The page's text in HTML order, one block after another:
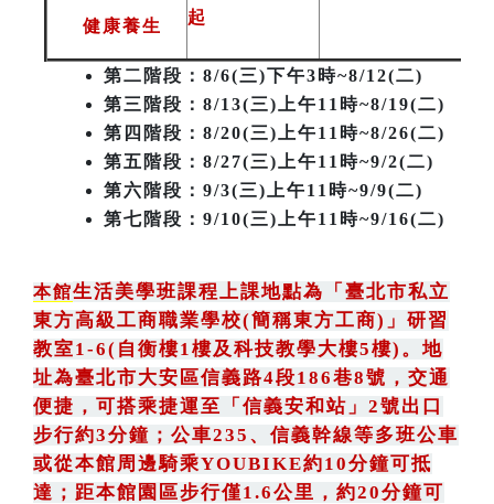
健康養生
起
第二階段 ：8/6(三)下午3時~8/12(二)
第三階段 ：8/13(三)上午11時~8/19(二)
第四階段：8/20(三)上午11時~8/26(二)
第五階段：8/27(三)上午11時~9/2(二)
第六階段：9/3(三)上午11時~9/9(二)
第七階段：9/10(三)上午11時~9/16(二)
本館生活美學班課程上課地點為 「 臺北市私立
東方高級工商職業學校(簡稱東方工商) 」 研習
教室1-6(自衡樓1樓及科技教學大樓5樓)。地
址為臺北市大安區信義路4段186巷8號 ， 交通
便捷，可搭乘捷運至「信義安和站」2號出口
步行約3分鐘 ； 公車235 、 信義幹線等多班公車
或從本館周邊騎乘YOUBIKE約10分鐘可抵
達；距本館園區步行僅1.6公里，約20分鐘可